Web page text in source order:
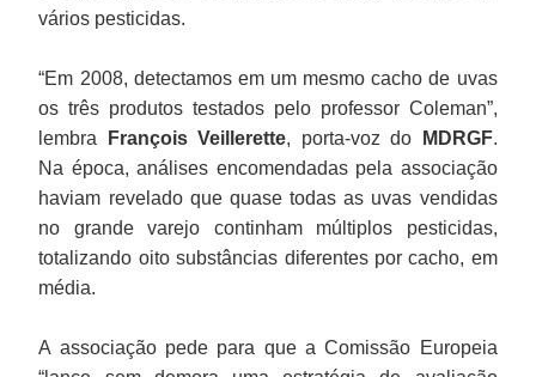
vários pesticidas.
“Em 2008, detectamos em um mesmo cacho de uvas
os três produtos testados pelo professor Coleman”,
lembra
François Veillerette, porta-voz do MDRGF.
Na época, análises encomendadas pela associação
haviam revelado que quase todas as uvas vendidas
no grande varejo continham múltiplos pesticidas,
totalizando oito substâncias diferentes por cacho, em
média.
A associação pede para que a Comissão Europeia